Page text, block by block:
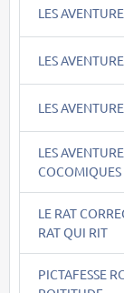
LES
LES
LES
LES
COCOMIQUES
LE RAT
RAT QUI RIT
PICTAFESSE